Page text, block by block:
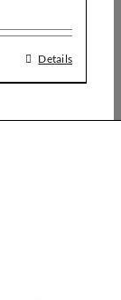
Details